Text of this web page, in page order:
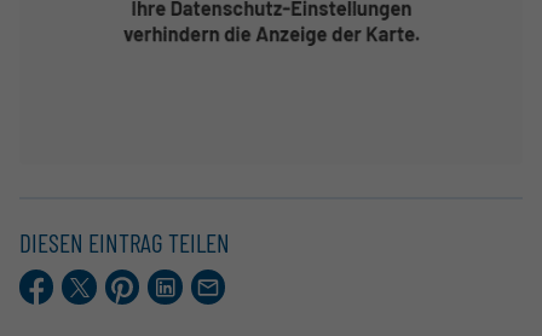
DIESEN EINTRAG TEILEN
Facebook
X.comPinterestLinkedIn
E-
Mail